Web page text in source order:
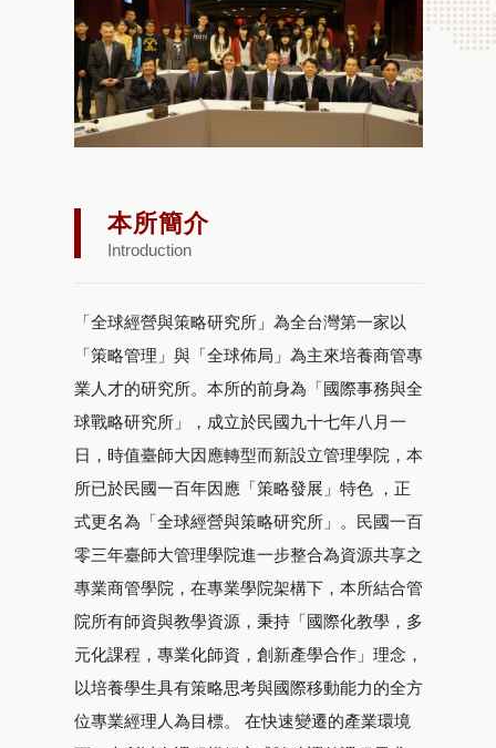
本所簡介
Introduction
「全球經營與策略研究所」為全台灣第一家以
「策略管理」與「全球佈局」為主來培養商管專
業人才的研究所。本所的前身為「國際事務與全
球戰略研究所」，成立於民國九十七年八月一
日，時值臺師大因應轉型而新設立管理學院，本
所已於民國一百年因應「策略發展」特色 ，正
式更名為「全球經營與策略研究所」。民國一百
零三年臺師大管理學院進一步整合為資源共享之
專業商管學院，在專業學院架構下，本所結合管
院所有師資與教學資源，秉持「國際化教學，多
元化課程，專業化師資，創新產學合作」理念，
以培養學生具有策略思考與國際移動能力的全方
位專業經理人為目標。 在快速變遷的產業環境